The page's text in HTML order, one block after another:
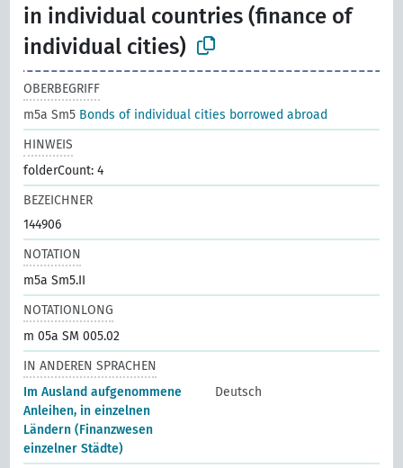
in individual countries (finance of
individual cities)
OBERBEGRIFF
m5a Sm5 Bonds of individual cities borrowed abroad
HINWEIS
folderCount: 4
BEZEICHNER
144906
NOTATION
m5a Sm5.II
NOTATIONLONG
m 05a SM 005.02
IN ANDEREN SPRACHEN
Im Ausland aufgenommene
Anleihen, in einzelnen
Ländern (Finanzwesen
einzelner Städte)
Deutsch